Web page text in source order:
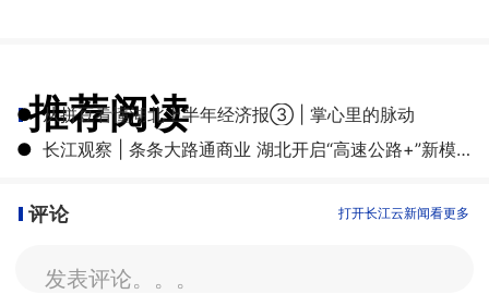
推荐阅读
● 从拼豆看懂湖北上半年经济报③ | 掌心里的脉动
●
长江观察 | 条条大路通商业 湖北开启“高速公路+”新模式
评论 打开长江云新闻看更多
发表评论。。。